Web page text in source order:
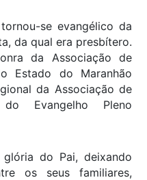
se evangélico da
da qual era presbítero.
da Associação de
Estado do Maranhão
da Associação de
Evangelho Pleno
do Pai, deixando
os seus familiares,